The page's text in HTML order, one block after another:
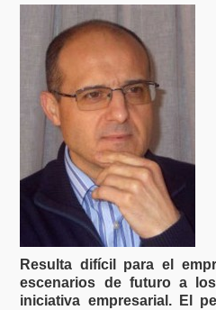
Resulta difícil para el
escenarios de futuro a
iniciativa empresarial. El